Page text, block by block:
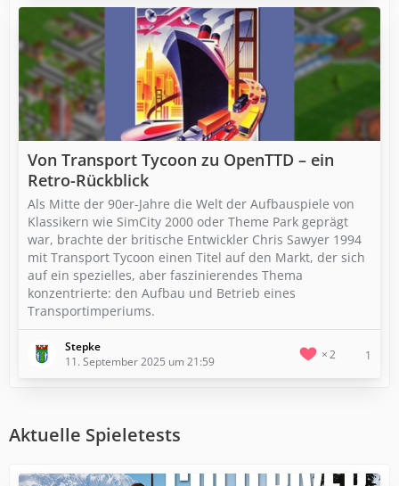
Von Transport Tycoon zu OpenTTD – ein
Retro-Rückblick
Als Mitte der 90er-Jahre die Welt der Aufbauspiele von
Klassikern wie SimCity 2000 oder Theme Park geprägt
war, brachte der britische Entwickler Chris Sawyer 1994
mit Transport Tycoon einen Titel auf den Markt, der sich
auf ein spezielles, aber faszinierendes Thema
konzentrierte: den Aufbau und Betrieb eines
Transportimperiums.
Stepke
11. September 2025 um 21:59
2 1
Aktuelle Spieletests